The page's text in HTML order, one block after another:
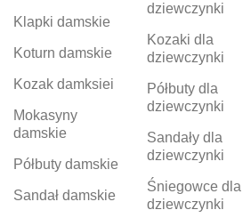
Klapki damskie
Koturn damskie
Kozak damksiei
Mokasyny
damskie
Półbuty damskie
Sandał damskie
dziewczynki
Kozaki dla
dziewczynki
Półbuty dla
dziewczynki
Sandały dla
dziewczynki
Śniegowce dla
dziewczynki